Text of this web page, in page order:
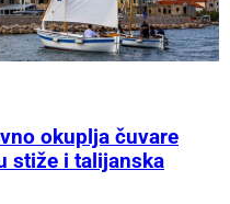
okuplja čuvare
stiže i talijanska